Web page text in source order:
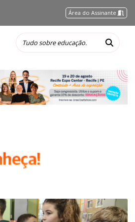
Área do Assinante